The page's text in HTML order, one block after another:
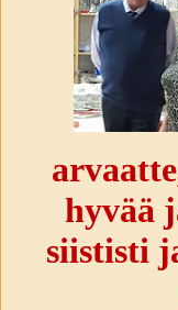
hyvää
siististi